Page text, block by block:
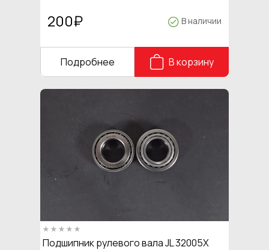
200₽ В наличии
Подробнее В корзину
Подшипник рулевого вала JL 32005X